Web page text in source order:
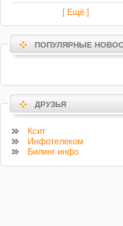
[ Ещё ]
ПОПУЛЯРНЫЕ
ДРУЗЬЯ
Ксит
Инфотелеком
Билинг инфо